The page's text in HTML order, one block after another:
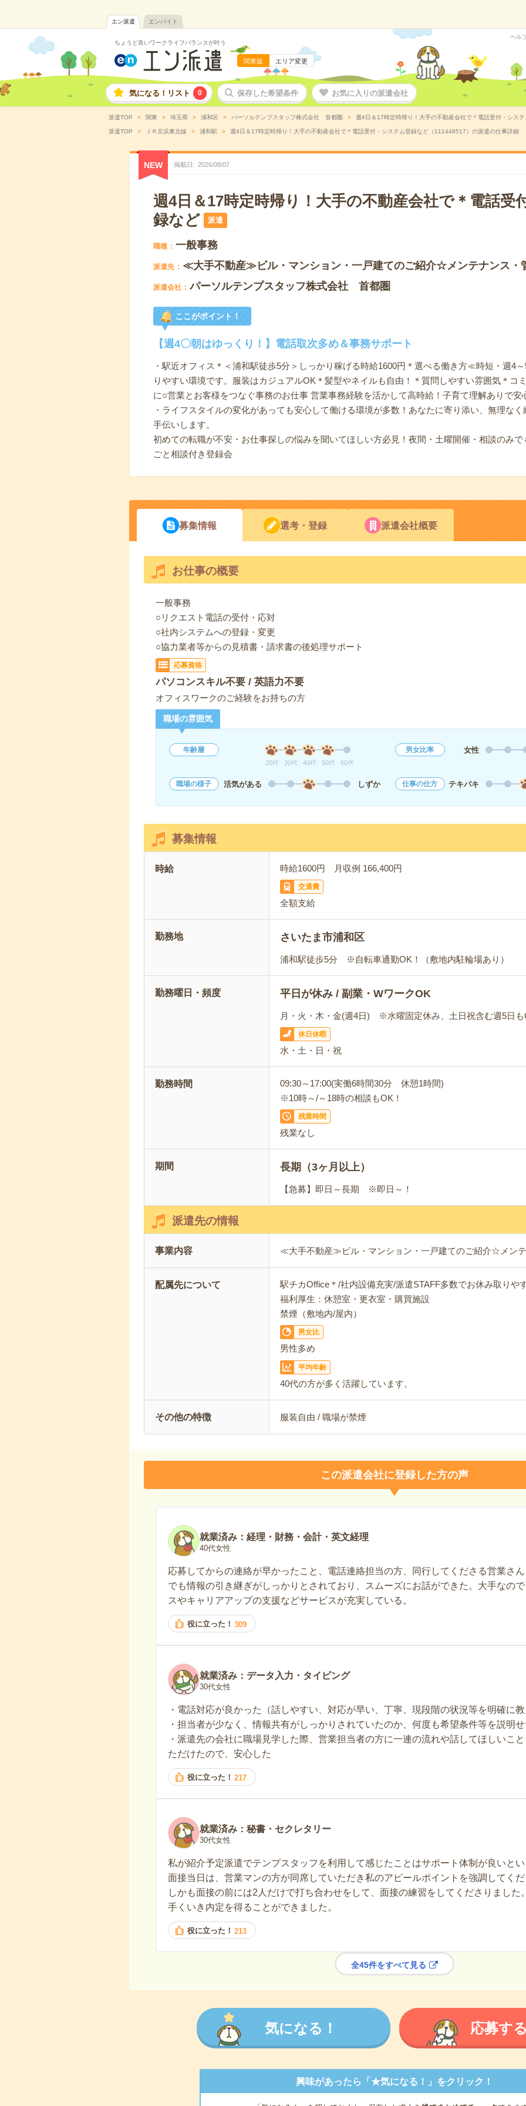
エン派遣 エンバイト
ちょうど良いワークライフバランスが叶う
関東版 エリア変更
ヘル
気になる！リスト 0 保存した希望条件 お気に入りの派遣会社
派遣TOP 関東 埼玉県 浦和区 パーソルテンプスタッフ株式会社 首都圏 週4日＆17時定時帰り！大手の不動産会社で＊電話受付・シス
派遣TOP ＪＲ京浜東北線 浦和駅 週4日＆17時定時帰り！大手の不動産会社で＊電話受付・システム登録など（111448517）の派遣の仕事詳細
NEW 掲載日 2026/08/07
週4日＆17時定時帰り！大手の不動産会社で＊電話受
録など
派遣
職種 一般事務
派遣先 ≪大手不動産≫ビル・マンション・一戸建てのご紹介☆メンテナンス・
派遣会社 パーソルテンプスタッフ株式会社 首都圏
ここがポイント！
【週4〇朝はゆっくり！】電話取次多め＆事務サポート
・駅近オフィス＊＜浦和駅徒歩5分＞しっかり稼げる時給1600円＊選べる働き方≪時短・週4
りやすい環境です。服装はカジュアルOK＊髪型やネイルも自由！＊質問しやすい雰囲気＊コ
に○営業とお客様をつなぐ事務のお仕事 営業事務経験を活かして高時給！子育て理解ありで安
・ライフスタイルの変化があっても安心して働ける環境が多数！あなたに寄り添い、無理な
手伝いします。
初めての転職が不安・お仕事探しの悩みを聞いてほしい方必見！夜間・土曜開催・相談のみ
ごと相談付き登録会
募集情報 選考・登録 派遣会社概要
お仕事の概要
一般事務
○リクエスト電話の受付・応対
○社内システムへの登録・変更
○協力業者等からの見積書・請求書の後処理サポート
応募資格
パソコンスキル不要 / 英語力不要
オフィスワークのご経験をお持ちの方
職場の雰囲気
年齢層
20代 30代 40代 50代 60代
男女比率 女性
職場の様子 活気がある しずか 仕事の仕方 テキパキ
募集情報
時給 時給1600円 月収例 166,400円
交通費
全額支給
勤務地 さいたま市浦和区
浦和駅徒歩5分 ※自転車通勤OK！（敷地内駐輪場あり）
勤務曜日・頻度 平日が休み / 副業・WワークOK
月・火・木・金(週4日) ※水曜固定休み、土日祝含む週5日も
休日休暇
水・土・日・祝
勤務時間
09:30～17:00(実働6時間30分 休憩1時間)
※10時～/～18時の相談もOK！
残業時間
残業なし
期間 長期（3ヶ月以上）
【急募】即日～長期 ※即日～！
派遣先の情報
事業内容 ≪大手不動産≫ビル・マンション・一戸建てのご紹介☆メン
配属先について
駅チカOffice＊/社内設備充実/派遣STAFF多数でお休み取りや
福利厚生：休憩室・更衣室・購買施設
禁煙（敷地内/屋内）
男女比
男性多め
平均年齢
40代の方が多く活躍しています。
その他の特徴 服装自由 / 職場が禁煙
この派遣会社に登録した方の声
就業済み：経理・財務・会計・英文経理
40代女性
応募してからの連絡が早かったこと、電話連絡担当の方、同行してくださる営業さ
でも情報の引き継ぎがしっかりとされており、スムーズにお話ができた。大手なの
スやキャリアアップの支援などサービスが充実している。
役に立った！ 309
就業済み：データ入力・タイピング
30代女性
・電話対応が良かった（話しやすい、対応が早い、丁寧、現段階の状況等を明確に
・担当者が少なく、情報共有がしっかりされていたのか、何度も希望条件等を説明
・派遣先の会社に職場見学した際、営業担当者の方に一連の流れや話してほしいこ
ただけたので、安心した
役に立った！ 217
就業済み：秘書・セクレタリー
30代女性
私が紹介予定派遣でテンプスタッフを利用して感じたことはサポート体制が良いと
面接当日は、営業マンの方が同席していただき私のアピールポイントを強調してく
しかも面接の前には2人だけで打ち合わせをして、面接の練習をしてくださりました
手くいき内定を得ることができました。
役に立った！ 213
全45件をすべて見る
気になる！ 応募す
興味があったら「★気になる！」をクリック！